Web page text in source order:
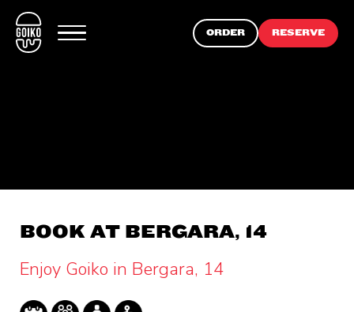
ORDER RESERVE
BOOK AT BERGARA, 14
Enjoy Goiko in Bergara, 14